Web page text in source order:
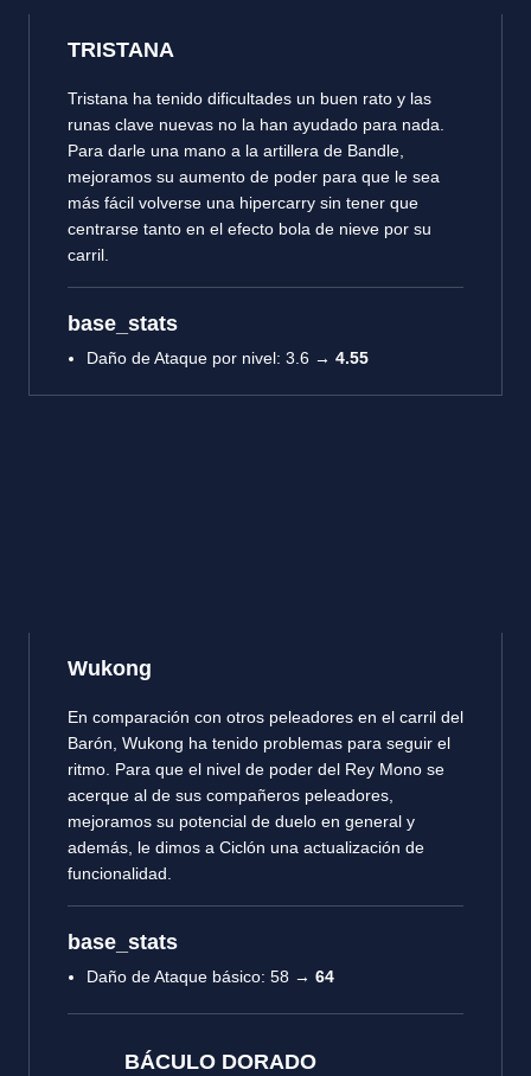
TRISTANA
Tristana ha tenido dificultades un buen rato y las
runas clave nuevas no la han ayudado para nada.
Para darle una mano a la artillera de Bandle,
mejoramos su aumento de poder para que le sea
más fácil volverse una hipercarry sin tener que
centrarse tanto en el efecto bola de nieve por su
carril.
base_stats
Daño de Ataque por nivel: 3.6 → 4.55
Wukong
En comparación con otros peleadores en el carril del
Barón, Wukong ha tenido problemas para seguir el
ritmo. Para que el nivel de poder del Rey Mono se
acerque al de sus compañeros peleadores,
mejoramos su potencial de duelo en general y
además, le dimos a Ciclón una actualización de
funcionalidad.
base_stats
Daño de Ataque básico: 58 → 64
BÁCULO DORADO